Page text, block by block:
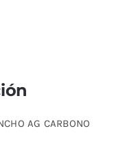
AG CARBONO